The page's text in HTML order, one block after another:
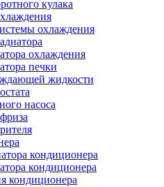
кулака
охлаждения
охлаждения
печки
жидкости
насоса
кондиционера
кондиционера
кондиционера